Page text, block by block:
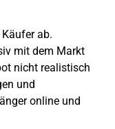
ab.
mit dem Markt
nicht realistisch
und
online und